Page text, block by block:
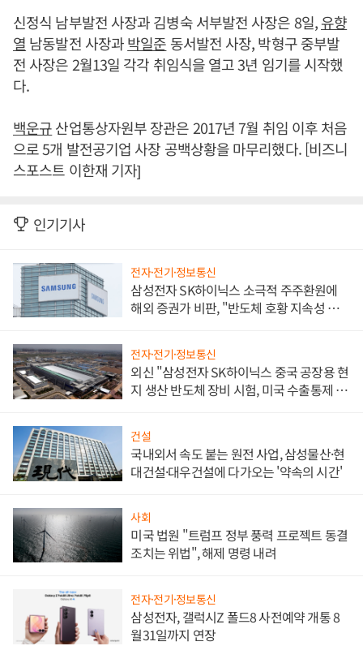
신정식 남부발전 사장과 김병숙 서부발전 사장은 8일,유향
열 남동발전 사장과박일준 동서발전 사장, 박형구 중부발
전 사장은 2월13일 각각 취임식을 열고 3년 임기를 시작했
다.
백운규산업통상자원부 장관은 2017년 7월 취임 이후 처음
으로 5개 발전공기업 사장 공백상황을 마무리했다. [비즈니
스포스트 이한재 기자]
인기기사
전자·전기·정보통신
삼성전자 SK하이닉스 소극적 주주환원에
해외 증권가 비판, "반도체 호황 지속성 의
전자·전기·정보통신
외신 "삼성전자 SK하이닉스 중국 공장용 현
지 생산 반도체 장비 시험, 미국 수출통제 대
건설
국내외서 속도 붙는 원전 사업, 삼성물산·현
대건설·대우건설에 다가오는 '약속의 시간'
사회
미국 법원 "트럼프 정부 풍력 프로젝트 동결
조치는 위법", 해제 명령 내려
전자·전기·정보통신
삼성전자, 갤럭시Z 폴드8 사전예약 개통 8
월31일까지 연장